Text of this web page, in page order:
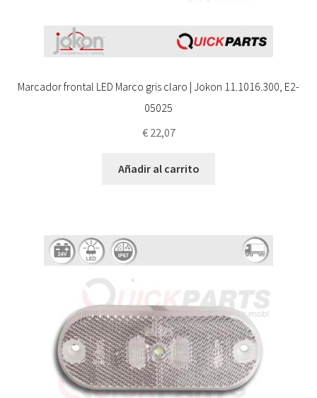
Marcador frontal LED Marco gris claro | Jokon 11.1016.300, E2-
05025
€22,07
Añadir al carrito